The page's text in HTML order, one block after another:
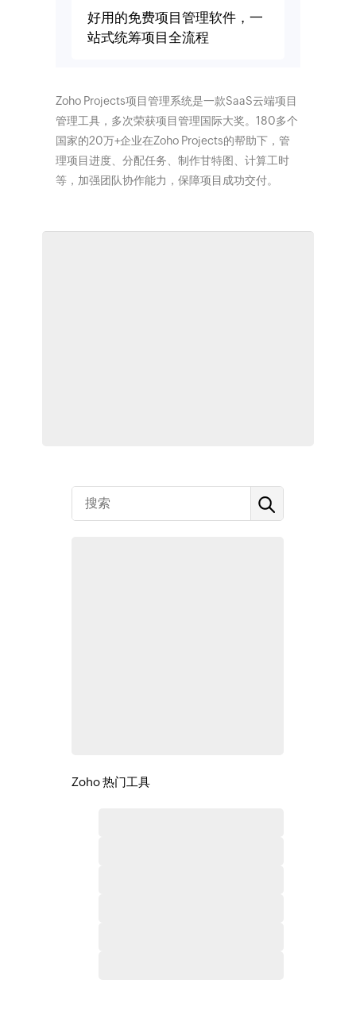
好用的免费项目管理软件，一
站式统筹项目全流程
Zoho Projects项目管理系统是一款SaaS云端项目
管理工具，多次荣获项目管理国际大奖。180多个
国家的20万+企业在Zoho Projects的帮助下，管
理项目进度、分配任务、制作甘特图、计算工时
等，加强团队协作能力，保障项目成功交付。
Zoho 热门工具